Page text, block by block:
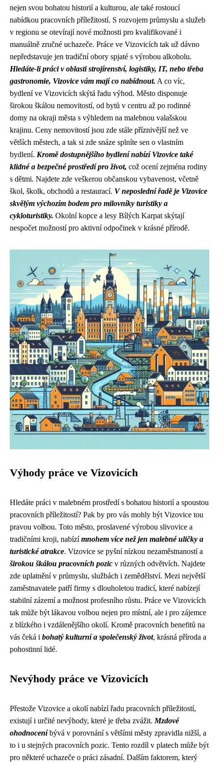
nejen svou bohatou historií a kulturou, ale také rostoucí
nabídkou pracovních příležitostí. S rozvojem průmyslu a služeb
v regionu se otevírají nové možnosti pro kvalifikované i
manuálně zručné uchazeče. Práce ve Vizovicích tak už dávno
nepředstavuje jen tradiční obory spjaté s výrobou alkoholu.
Hledáte-li práci v oblasti strojírenství, logistiky, IT, nebo třeba
gastronomie, Vizovice vám mají co nabídnout. A co víc,
bydlení ve Vizovicích skýtá řadu výhod. Město disponuje
širokou škálou nemovitostí, od bytů v centru až po rodinné
domy na okraji města s výhledem na malebnou valašskou
krajinu. Ceny nemovitostí jsou zde stále příznivější než ve
větších městech, a tak si zde snáze splníte sen o vlastním
bydlení. Kromě dostupnějšího bydlení nabízí Vizovice také
klidné a bezpečné prostředí pro život, což ocení zejména rodiny
s dětmi. Najdete zde veškerou občanskou vybavenost, včetně
škol, školk, obchodů a restaurací. V neposlední řadě je Vizovice
skvělým výchozím bodem pro milovníky turistiky a
cykloturistiky. Okolní kopce a lesy Bílých Karpat skýtají
nespočet možností pro aktivní odpočinek v krásné přírodě.
Výhody práce ve Vizovicích
Hledáte práci v malebném prostředí s bohatou historií a spoustou
pracovních příležitostí? Pak by pro vás mohly být Vizovice tou
pravou volbou. Toto město, proslavené výrobou slivovice a
tradičními kroji, nabízímnohem více než jen malebné uličky a
turistické atrakce. Vizovice se pyšní nízkou nezaměstnaností a
širokou škálou pracovních pozic v různých odvětvích. Najdete
zde uplatnění v průmyslu, službách i zemědělství. Mezi největší
zaměstnavatele patří firmy s dlouholetou tradicí, které nabízejí
stabilní zázemí a možnost profesního růstu. Práce ve Vizovicích
tak může být lákavou volbou nejen pro místní, ale i pro zájemce
z blízkého i vzdálenějšího okolí. Kromě pracovních benefitů na
vás čeká i bohatý kulturní a společenský život, krásná příroda a
pohostinní lidé.
Nevýhody práce ve Vizovicích
Přestože Vizovice a okolí nabízí řadu pracovních příležitostí,
existují i určité nevýhody, které je třeba zvážit. Mzdové
ohodnoceníbývá v porovnání s většími městy zpravidla nižší, a
to i u stejných pracovních pozic. Tento rozdíl v platech může být
pro některé uchazeče o práci zásadní. Dalším faktorem, který